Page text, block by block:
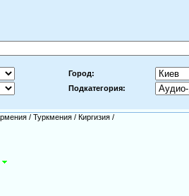
Город:
Подкатегория:
/ Туркмения / Киргизия /